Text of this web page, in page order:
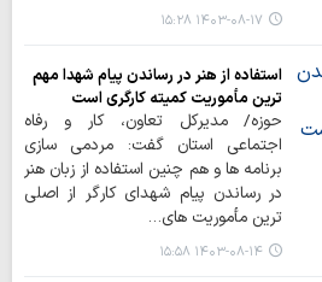
۱۴۰۳-۰۸-۱۷ ۱۵:۲۸
استفاده از هنر در رساندن پیام شهدا مهم
ترین مأموریت کمیته کارگری است
حوزه/ مدیرکل تعاون، کار و رفاه
اجتماعی استان گفت: مردمی سازی
برنامه ها و هم چنین استفاده از زبان هنر
در رساندن پیام شهدای کارگر از اصلی
ترین مأموریت های…
۱۴۰۳-۰۸-۱۴ ۱۵:۵۸